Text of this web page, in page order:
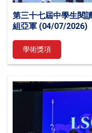
第三十七屆中學生閱
組亞軍 (04/07/2026)
學術獎項